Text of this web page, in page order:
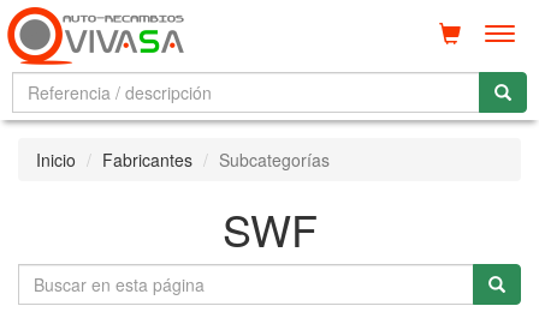
Inicio Fabricantes Subcategorías
SWF